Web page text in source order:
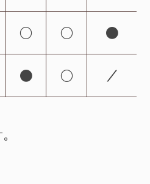
○ ○ ●
● ○ ／